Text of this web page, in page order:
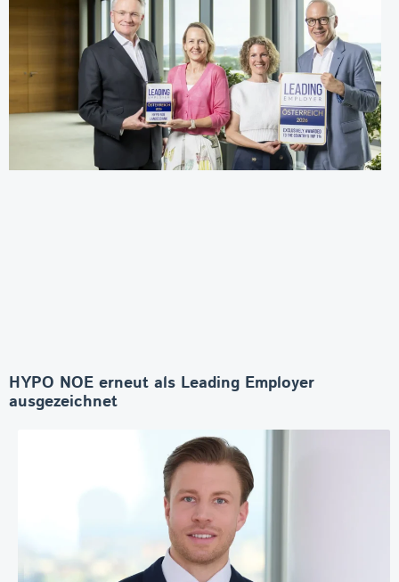
HYPO NOE erneut als Leading Employer
ausgezeichnet